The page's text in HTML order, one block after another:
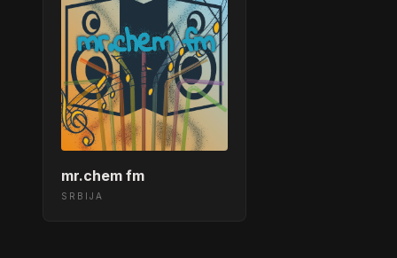
mr.chem fm
SRBIJA